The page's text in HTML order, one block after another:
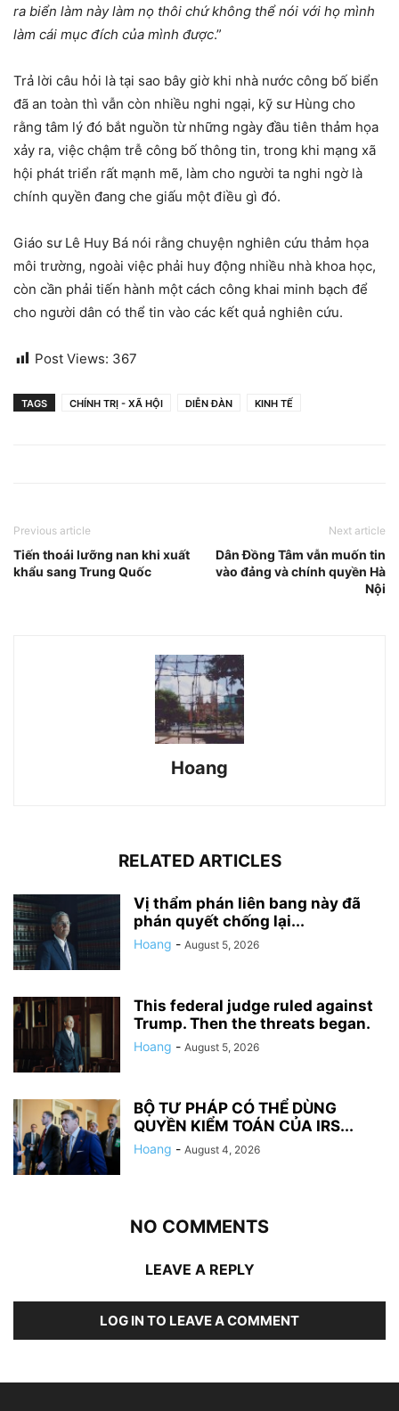
ra biển làm này làm nọ thôi chứ không thể nói với họ mình
làm cái mục đích của mình được.”
Trả lời câu hỏi là tại sao bây giờ khi nhà nước công bố biển
đã an toàn thì vẫn còn nhiều nghi ngại, kỹ sư Hùng cho
rằng tâm lý đó bắt nguồn từ những ngày đầu tiên thảm họa
xảy ra, việc chậm trễ công bố thông tin, trong khi mạng xã
hội phát triển rất mạnh mẽ, làm cho người ta nghi ngờ là
chính quyền đang che giấu một điều gì đó.
Giáo sư Lê Huy Bá nói rằng chuyện nghiên cứu thảm họa
môi trường, ngoài việc phải huy động nhiều nhà khoa học,
còn cần phải tiến hành một cách công khai minh bạch để
cho người dân có thể tin vào các kết quả nghiên cứu.
Post Views: 367
TAGS CHÍNH TRỊ - XÃ HỘI DIỄN ĐÀN KINH TẾ
Previous article
Tiến thoái lưỡng nan khi xuất
khẩu sang Trung Quốc
Next article
Dân Đồng Tâm vẫn muốn tin
vào đảng và chính quyền Hà
Nội
Hoang
RELATED ARTICLES
Vị thẩm phán liên bang này đã
phán quyết chống lại...
Hoang - August 5, 2026
This federal judge ruled against
Trump. Then the threats began.
Hoang - August 5, 2026
BỘ TƯ PHÁP CÓ THỂ DÙNG
QUYỀN KIỂM TOÁN CỦA IRS...
Hoang - August 4, 2026
NO COMMENTS
LEAVE A REPLY
LOG IN TO LEAVE A COMMENT